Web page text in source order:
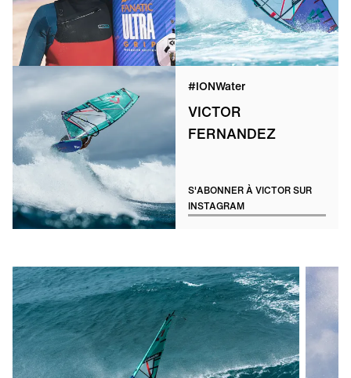
#IONWater
VICTOR
FERNANDEZ
S'ABONNER À VICTOR SUR
INSTAGRAM